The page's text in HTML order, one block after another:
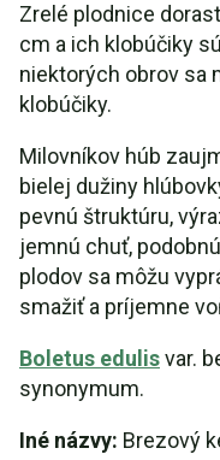
Zrelé plodnice
cm a ich klobúčiky
niektorých obrov sa
klobúčiky.
Milovníkov húb
bielej dužiny
pevnú štruktúru,
jemnú chuť,
plodov sa môžu
smažiť a príjemne
Boletus edulisvar.
synonymum.
Iné názvy: Brezový